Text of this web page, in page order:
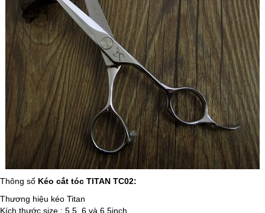
Thông số Kéo cắt tóc TITAN TC02:
Thương hiệu kéo Titan
Kích thước size : 5.5, 6 và 6.5inch